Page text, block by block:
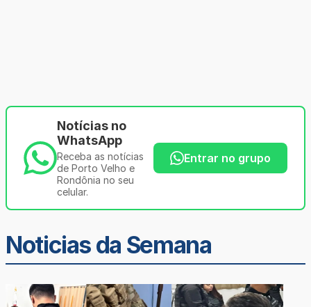
Notícias no
WhatsApp
Receba as notícias
de Porto Velho e
Rondônia no seu
celular.
Entrar no grupo
Noticias da Semana